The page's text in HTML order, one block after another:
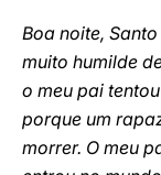
Boa noite,
muito humilde
o meu pai
porque um
morrer. O meu